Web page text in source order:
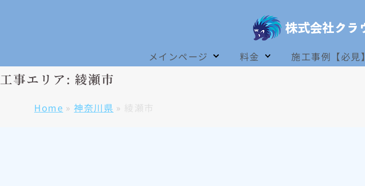
メインページ 料金 施工事例【必見】
工事エリア: 綾瀬市
Home »神奈川県 »